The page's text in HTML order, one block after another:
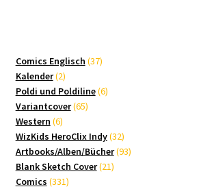
r
h
o
l
e
n
)
Comics Englisch 3737
Kalender 22
Produkte
Poldi und Poldiline 66
Variantcover 6565
Western 66
Produkte
WizKids HeroClix Indy 3232
Produkte
Artbooks/Alben/Bücher 9393
Blank Sketch Cover 2121
Comics 331331